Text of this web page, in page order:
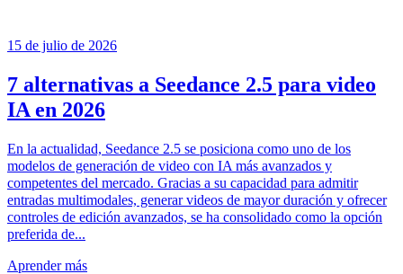
15 de julio de 2026
7 alternativas a Seedance 2.5 para video
IA en 2026
En la actualidad, Seedance 2.5 se posiciona como uno de los
modelos de generación de video con IA más avanzados y
competentes del mercado. Gracias a su capacidad para admitir
entradas multimodales, generar videos de mayor duración y ofrecer
controles de edición avanzados, se ha consolidado como la opción
preferida de...
Aprender más